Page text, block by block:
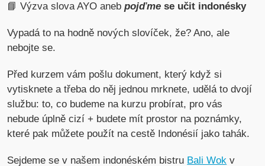
📘 Výzva slova AYO anebpojďme se učit indonésky
Vypadá to na hodně nových slovíček, že? Ano, ale
nebojte se.
Před kurzem vám pošlu dokument, který když si
vytisknete a třeba do něj jednou mrknete, udělá to dvojí
službu: to, co budeme na kurzu probírat, pro vás
nebude úplně cizí + budete mít prostor na poznámky,
které pak můžete použít na cestě Indonésií jako tahák.
Sejdeme se v našem indonéském bistru Bali Wok v